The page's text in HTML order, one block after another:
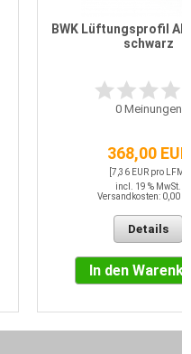
BWK Lüftungsprofil
schwarz
0Meinungen
368,00 EUR
[7,36 EUR pro LFM]
incl. 19 % MwSt.
Versandkosten: 0,00
Details
In den